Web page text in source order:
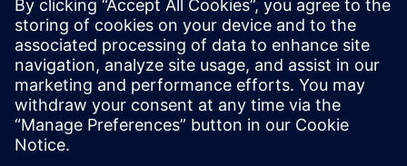
brzo rešavate greške kako biste maksimizirali
dostupnost postrojenja!
Na kurseve